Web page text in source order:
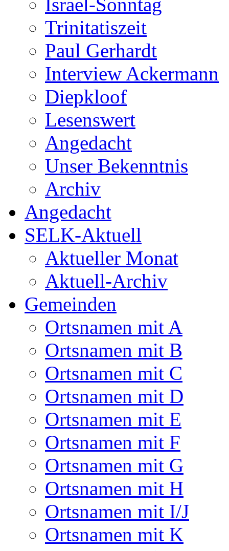
Trinitatiszeit
Paul Gerhardt
Interview Ackermann
Diepkloof
Lesenswert
Angedacht
Unser Bekenntnis
Archiv
Angedacht
SELK-Aktuell
Aktueller Monat
Aktuell-Archiv
Gemeinden
Ortsnamen mit A
Ortsnamen mit B
Ortsnamen mit C
Ortsnamen mit D
Ortsnamen mit E
Ortsnamen mit F
Ortsnamen mit G
Ortsnamen mit H
Ortsnamen mit I/J
Ortsnamen mit K